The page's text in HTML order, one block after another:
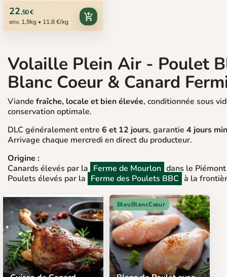
22,50 €
env. 1,9kg • 11,8 €/kg
add_shopping_cart
Volaille Plein Air - Poulet
Blanc Coeur & Canard
Viande fraîche, locale et bien élevée, conditionnée sous
conservation optimale.
DLC généralement entre 6 et 12 jours, garantie 4 jours
Arrivage chaque mercredi en direct du producteur.
Origine :
Canards élevés par la Ferme de Mourlon dans le
Poulets élevés par la Ferme des Poulets BBC à la
BleuBlancCœur